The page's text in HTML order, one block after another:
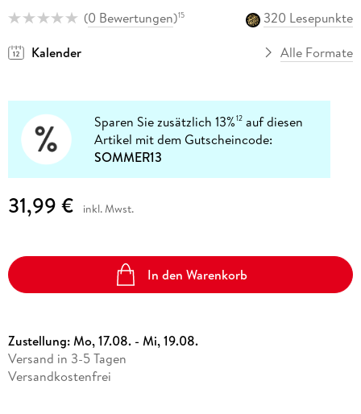
(0 Bewertungen)15
320 Lesepunkte
Kalender
Alle Formate
Sparen Sie zusätzlich 13%12 auf diesen
Artikel mit dem Gutscheincode:
SOMMER13
31,99 € inkl. Mwst.
In den Warenkorb
Zustellung:Mo, 17.08. - Mi, 19.08.
Versand in 3-5 Tagen
Versandkostenfrei